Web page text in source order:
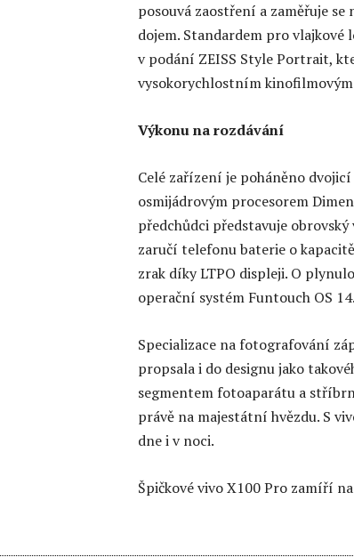
posouvá zaostření a zaměřuje
dojem. Standardem pro
v podání ZEISS Style Portrait,
vysokorychlostním
Výkonu na rozdávání
Celé zařízení je poháněno
osmijádrovým procesorem
předchůdci představuje
zaručí telefonu baterie o
zrak díky LTPO displeji. O
operační systém Funtouch OS 14.
Specializace na fotografování
propsala i do designu jako
segmentem fotoaparátu a
právě na majestátní hvězdu. S
dne i v noci.
Špičkové vivo X100 Pro zamíří